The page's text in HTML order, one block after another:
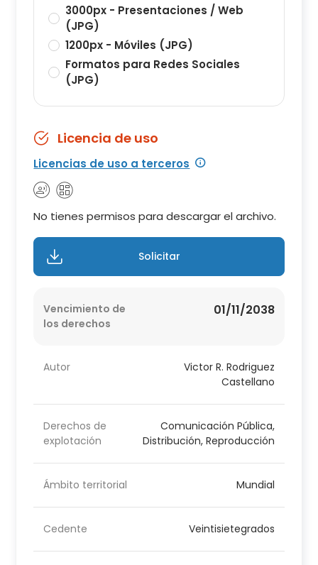
3000px - Presentaciones / Web
(JPG)
1200px - Móviles (JPG)
Formatos para Redes Sociales
(JPG)
Licencia de uso
Licencias de uso a terceros
No tienes permisos para descargar el archivo.
Solicitar
Vencimiento de
los derechos
01/11/2038
Autor
Victor R. Rodriguez
Castellano
Derechos de
explotación
Comunicación Pública,
Distribución, Reproducción
Ámbito territorial Mundial
Cedente Veintisietegrados